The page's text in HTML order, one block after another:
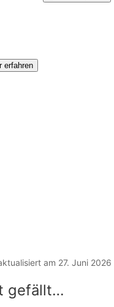
erfahren
am 27. Juni 2026
gefällt…